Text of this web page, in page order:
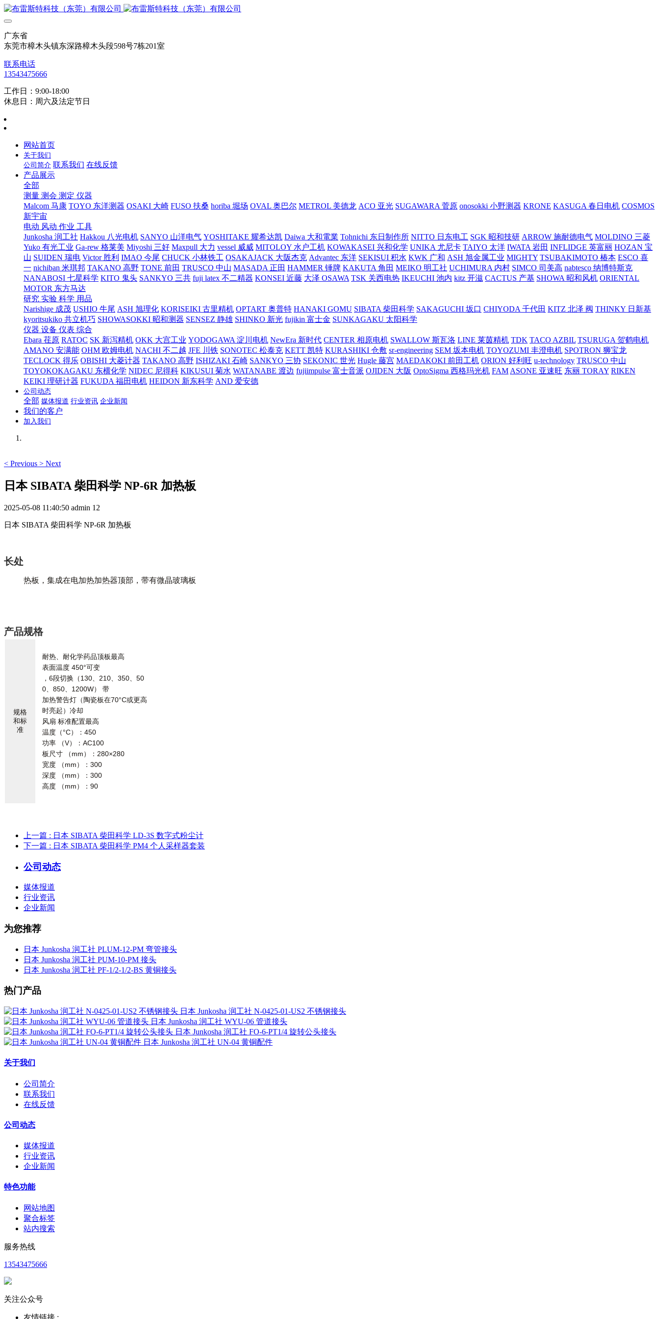
广东省
东莞市樟木头镇东深路樟木头段598号7栋201室
联系电话
13543475666
工作日：9:00-18:00
休息日：周六及法定节日
网站首页
关于我们
公司简介 联系我们 在线反馈
产品展示
全部
测量 测会 测定 仪器
Malcom 马康 TOYO 东洋测器 OSAKI 大崎 FUSO 扶桑 horiba 堀场 OVAL 奥巴尔 METROL 美德龙 ACO 亚光 SUGAWARA 菅原 onosokki 小野测器 KRONE KASUGA 春日电机 COSMOS
新宇宙
电动 风动 作业 工具
Junkosha 润工社 Hakkou 八光电机 SANYO 山洋电气 YOSHITAKE 耀希达凯 Daiwa 大和電業 Tohnichi 东日制作所 NITTO 日东电工 SGK 昭和技研 ARROW 施耐德电气 MOLDINO 三菱
Yuko 有光工业 Ga-rew 格莱美 Miyoshi 三好 Maxpull 大力 vessel 威威 MITOLOY 水户工机 KOWAKASEI 兴和化学 UNIKA 尤尼卡 TAIYO 太洋 IWATA 岩田 INFLIDGE 英富丽 HOZAN 宝
山 SUIDEN 瑞电 Victor 胜利 IMAO 今尾 CHUCK 小林铁工 OSAKAJACK 大阪杰克 Advantec 东洋 SEKISUI 积水 KWK 广和 ASH 旭金属工业 MIGHTY TSUBAKIMOTO 椿本 ESCO 喜
一 nichiban 米琪邦 TAKANO 高野 TONE 前田 TRUSCO 中山 MASADA 正田 HAMMER 锤牌 KAKUTA 角田 MEIKO 明工社 UCHIMURA 内村 SIMCO 司美高 nabtesco 纳博特斯克
NANABOSI 七星科学 KITO 鬼头 SANKYO 三共 fuji latex 不二精器 KONSEI 近藤 大泽 OSAWA TSK 关西电热 IKEUCHI 池内 kitz 开滋 CACTUS 产基 SHOWA 昭和风机 ORIENTAL
MOTOR 东方马达
研究 实验 科学 用品
Narishige 成茂 USHIO 牛尾 ASH 旭理化 KORISEIKI 古里精机 OPTART 奥普特 HANAKI GOMU SIBATA 柴田科学 SAKAGUCHI 坂口 CHIYODA 千代田 KITZ 北泽 阀 THINKY 日新基
kyoritsukiko 共立机巧 SHOWASOKKI 昭和测器 SENSEZ 静雄 SHINKO 新光 fujikin 富士金 SUNKAGAKU 太阳科学
仪器 设备 仪表 综合
Ebara 荏原 RATOC SK 新泻精机 OKK 大宫工业 YODOGAWA 淀川电机 NewEra 新时代 CENTER 相原电机 SWALLOW 斯瓦洛 LINE 莱茵精机 TDK TACO AZBIL TSURUGA 贺鹤电机
AMANO 安满能 OHM 欧姆电机 NACHI 不二越 JFE 川铁 SONOTEC 松泰克 KETT 凯特 KURASHIKI 仓敷 sr-engineering SEM 坂本电机 TOYOZUMI 丰澄电机 SPOTRON 狮宝龙
TECLOCK 得乐 OBISHI 大菱计器 TAKANO 高野 ISHIZAKI 石崎 SANKYO 三协 SEKONIC 世光 Hugle 藤宫 MAEDAKOKI 前田工机 ORION 好利旺 u-technology TRUSCO 中山
TOYOKOKAGAKU 东横化学 NIDEC 尼得科 KIKUSUI 菊水 WATANABE 渡边 fujiimpulse 富士音派 OJIDEN 大阪 OptoSigma 西格玛光机 FAM ASONE 亚速旺 东丽 TORAY RIKEN
KEIKI 理研计器 FUKUDA 福田电机 HEIDON 新东科学 AND 爱安德
公司动态
全部 媒体报道 行业资讯 企业新闻
我们的客户
加入我们
< Previous > Next
日本 SIBATA 柴田科学 NP-6R 加热板
2025-05-08 11:40:50 admin 12
日本 SIBATA 柴田科学 NP-6R 加热板
长处
热板，集成在电加热加热器顶部，带有微晶玻璃板
产品规格
规格
和标
准
耐热、耐化学药品顶板最高
表面温度 450°可变
，6段切换（130、210、350、50
0、850、1200W） 带
加热警告灯（陶瓷板在70°C或更高
时亮起）冷却
风扇 标准配置最高
温度（°C）：450
功率 （V）：AC100
板尺寸 （mm）：280×280
宽度 （mm）：300
深度 （mm）：300
高度 （mm）：90
上一篇 : 日本 SIBATA 柴田科学 LD-3S 数字式粉尘计
下一篇 : 日本 SIBATA 柴田科学 PM4 个人采样器套装
公司动态
媒体报道
行业资讯
企业新闻
为您推荐
日本 Junkosha 润工社 PLUM-12-PM 弯管接头
日本 Junkosha 润工社 PUM-10-PM 接头
日本 Junkosha 润工社 PF-1/2-1/2-BS 黄铜接头
热门产品
日本 Junkosha 润工社 N-0425-01-US2 不锈钢接头
日本 Junkosha 润工社 WYU-06 管道接头
日本 Junkosha 润工社 FO-6-PT1/4 旋转公头接头
日本 Junkosha 润工社 UN-04 黄铜配件
关于我们
公司简介
联系我们
在线反馈
公司动态
媒体报道
行业资讯
企业新闻
特色功能
网站地图
聚合标签
站内搜索
服务热线
13543475666
关注公众号
友情链接 :